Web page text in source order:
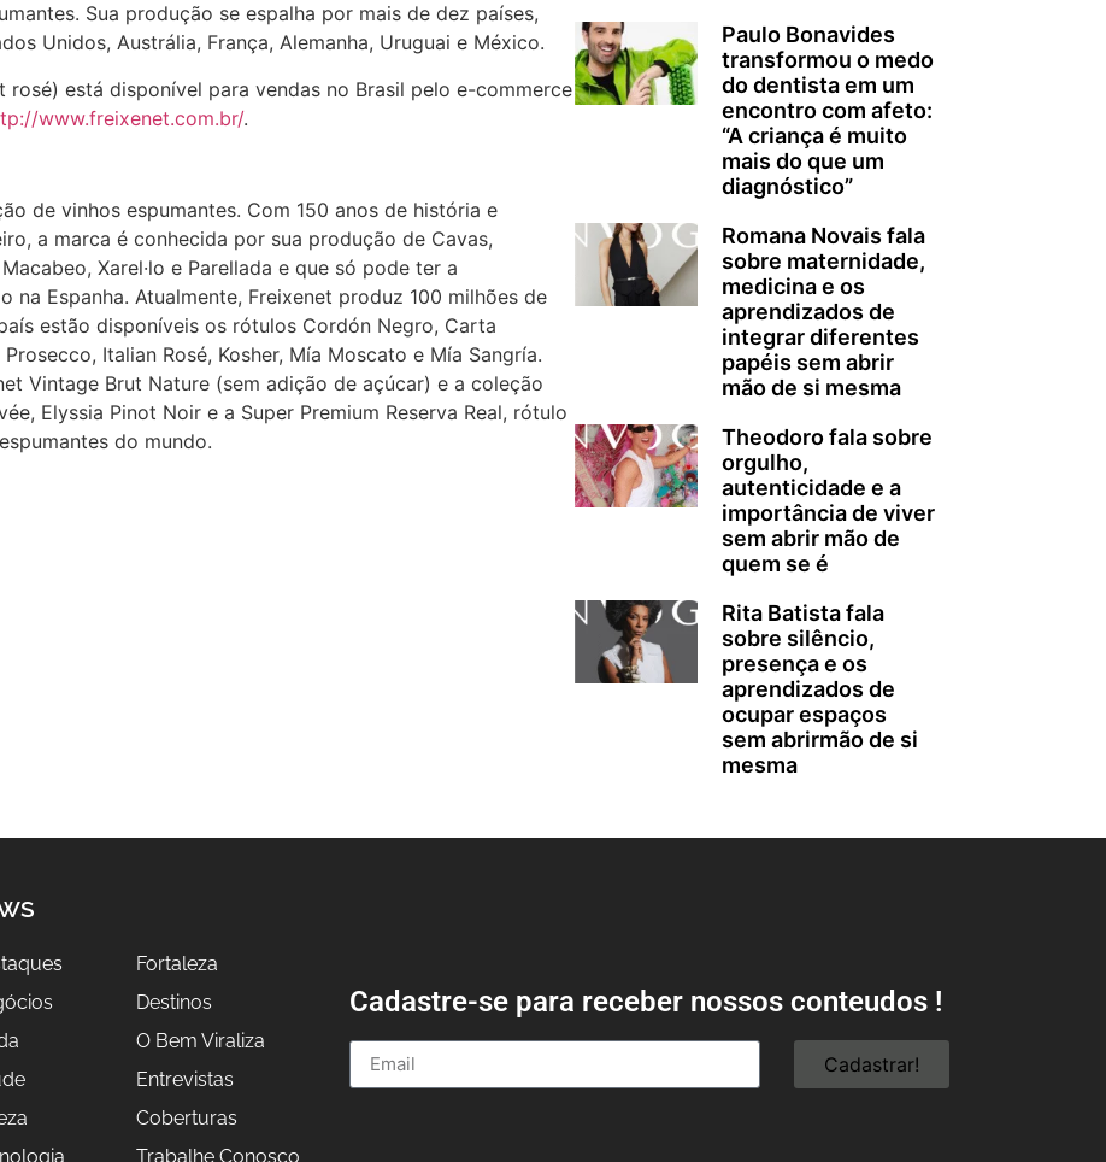
Sua produção se espalha por mais de dez países,
Unidos, Austrália, França, Alemanha, Uruguai e México.
rosé) está disponível para vendas no Brasil pelo e-commerce
www.freixenet.com.br/.
de vinhos espumantes. Com 150 anos de história e
a marca é conhecida por sua produção de Cavas,
Xarel·lo e Parellada e que só pode ter a
na Espanha. Atualmente, Freixenet produz 100 milhões de
estão disponíveis os rótulos Cordón Negro, Carta
Italian Rosé, Kosher, Mía Moscato e Mía Sangría.
Vintage Brut Nature (sem adição de açúcar) e a coleção
Elyssia Pinot Noir e a Super Premium Reserva Real, rótulo
do mundo.
Paulo Bonavides
transformou o medo
do dentista em um
encontro com afeto:
“A criança é muito
mais do que um
diagnóstico”
Romana Novais fala
sobre maternidade,
medicina e os
aprendizados de
integrar diferentes
papéis sem abrir
mão de si mesma
Theodoro fala sobre
orgulho,
autenticidade e a
importância de viver
sem abrir mão de
quem se é
Rita Batista fala
sobre silêncio,
presença e os
aprendizados de
ocupar espaços
sem abrirmão de si
mesma
Fortaleza
Destinos
O Bem Viraliza
Entrevistas
Coberturas
Trabalhe Conosco
Cadastre-se para receber nossos conteudos !
Cadastrar!